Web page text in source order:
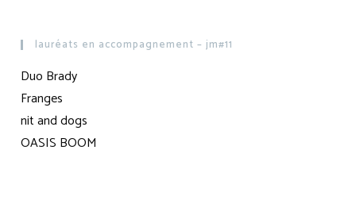
lauréats en accompagnement – jm#11
Duo Brady
Franges
nit and dogs
OASIS BOOM